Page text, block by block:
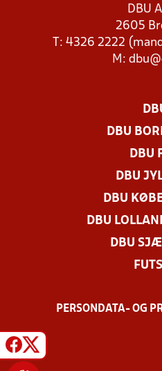
DBU
2605
T: 4326 2222
M:
DBU
DBU
DBU
DBU
DBU
DBU
PERSONDATA- OG